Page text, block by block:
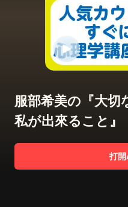
服部希美の『大切
私が出來ること』
打